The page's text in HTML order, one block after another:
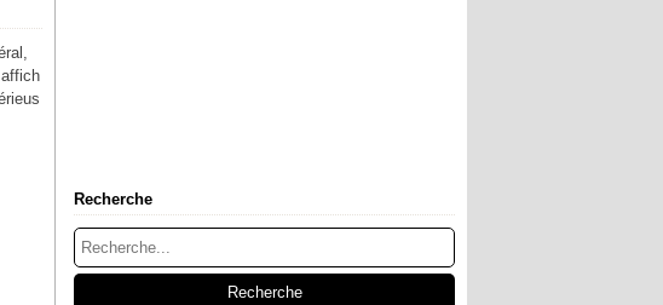
Recherche